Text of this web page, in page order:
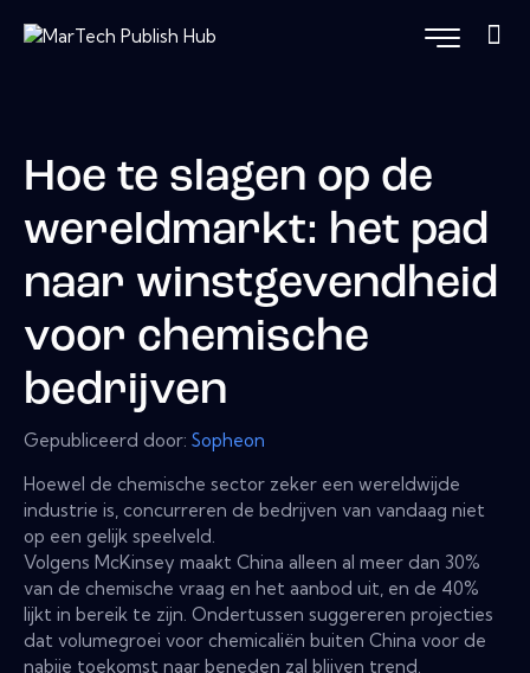
Hoe te slagen op de
wereldmarkt: het pad
naar winstgevendheid
voor chemische
bedrijven
Gepubliceerd door: Sopheon
Hoewel de chemische sector zeker een wereldwijde
industrie is, concurreren de bedrijven van vandaag niet
op een gelijk speelveld.
Volgens McKinsey maakt China alleen al meer dan 30%
van de chemische vraag en het aanbod uit, en de 40%
lijkt in bereik te zijn. Ondertussen suggereren projecties
dat volumegroei voor chemicaliën buiten China voor de
nabije toekomst naar beneden zal blijven trend.